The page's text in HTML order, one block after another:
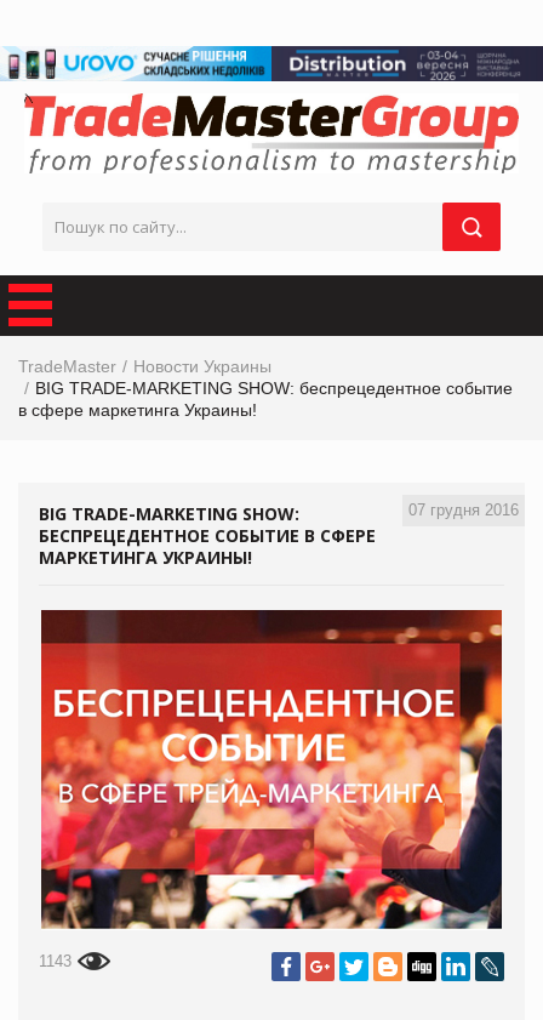
TradeMaster
Новости Украины
BIG TRADE-MARKETING SHOW: беспрецедентное событие
в сфере маркетинга Украины!
07 грудня 2016
BIG TRADE-MARKETING SHOW:
БЕСПРЕЦЕДЕНТНОЕ СОБЫТИЕ В СФЕРЕ
МАРКЕТИНГА УКРАИНЫ!
1143